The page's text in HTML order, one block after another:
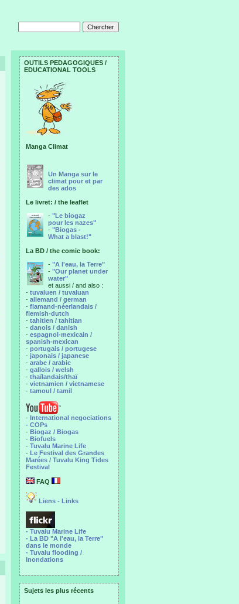
OUTILS PEDAGOGIQUES /
EDUCATIONAL TOOLS
Manga Climat
Un Manga sur le
climat pour et par
des ados
Le livret: / the leaflet
- "Le biogaz
pour les nazes"
- "Biogas -
What a blast!"
La BD / the comic book:
- "A l'eau, la Terre"
- "Our planet under
water"
et aussi / and also :
- tuvaluen / tuvaluan
- allemand / german
- flamand-néerlandais /
flemish-dutch
- tahitien / tahitian
- danois / danish
- espagnol-mexicain /
spanish-mexican
- portugais / portugese
- japonais / japanese
- arabe / arabic
- gallois / welsh
- thaïlandais/thaï
- vietnamien / vietnamese
- tamoul / tamil
- International negociations
- COPs
- Biogaz / Biogas
- Biofuels
- Tuvalu Marine Life
- Le Festival des Grandes
Marées / Tuvalu King Tides
Festival
FAQ
Liens - Links
- Tuvalu Marine Life
- La BD "A l'eau, la Terre"
dans le monde
- Tuvalu flooding /
Inondations
Sujets les plus récents